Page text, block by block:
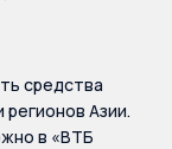
средства
Азии.
в «ВТБ